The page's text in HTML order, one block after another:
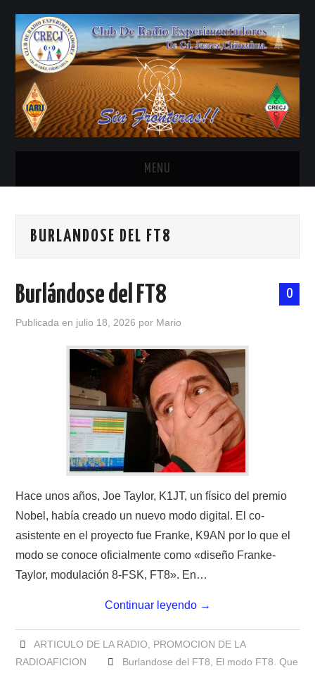
MENU
ANTENAS Y ACCESORIOS
CONTACTO
HISTORIA DE LA RADIO
IMÁGENES CRECJ
LA PULGA MERCANTE
LITERATURA DE LA RADIO
MORSE CW APRENDE Y MAS
BURLANDOSE DEL FT8
0
Burlándose del FT8
Publicada en julio 18, 2026 por Mario
Hace unos años, Joe Taylor, K1JT, un físico del premio
Nobel, había creado un nuevo modo digital. El co-
asistente en el proyecto fue Franke, K9AN por lo que el
modo se conoce oficialmente como «diseño Franke-
Taylor, modulación 8-FSK, FT8». En…
Continuar leyendo →
ARTICULO DE LA RADIO, PROMOCION DE LA
RADIOAFICION
Burlandose del FT8, El modo FT8. Que